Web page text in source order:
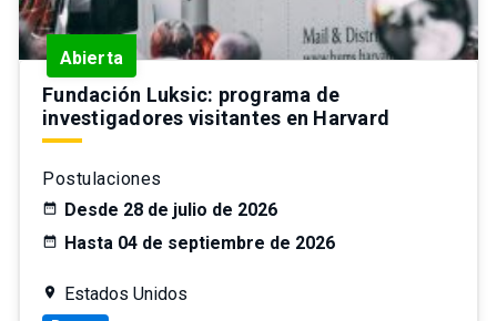
Abierta
Fundación Luksic: programa de
investigadores visitantes en Harvard
Postulaciones
Desde 28 de julio de 2026
Hasta 04 de septiembre de 2026
Estados Unidos